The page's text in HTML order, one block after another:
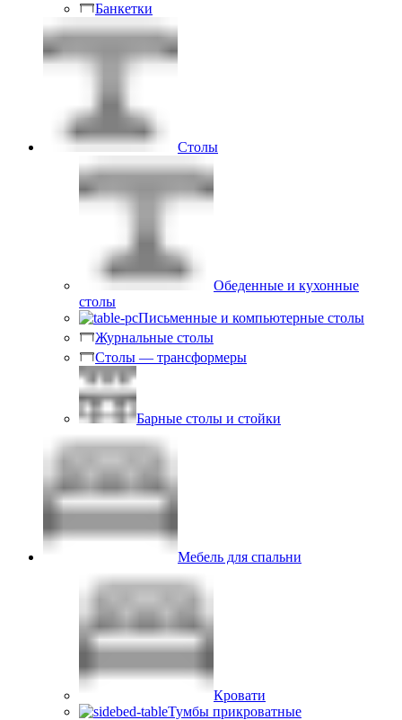
Банкетки
Столы
Обеденные и кухонные
столы
Письменные и компьютерные столы
Журнальные столы
Столы — трансформеры
Барные столы и стойки
Мебель для спальни
Кровати
Тумбы прикроватные